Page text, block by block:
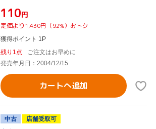
¥110円
定価より1,430円（92%）おトク
獲得ポイント 1P
残り1点
ご注文はお早めに
発売年月日：2004/12/15
カートへ追加
中古
店舗受取可